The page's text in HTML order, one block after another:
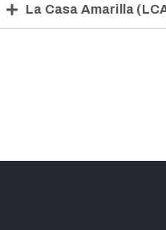
La Casa Amarilla